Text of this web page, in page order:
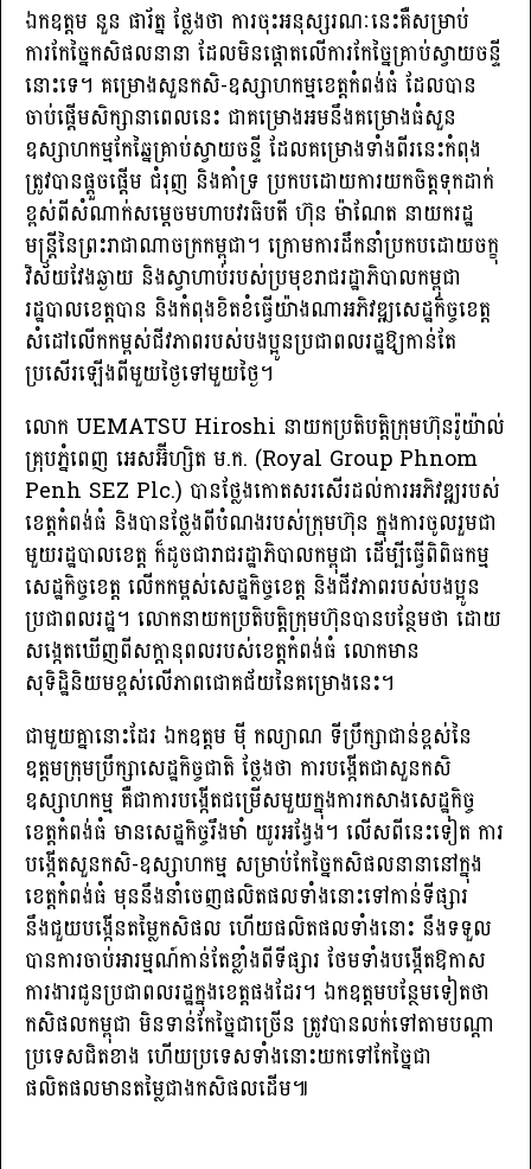
ឯកឧត្តម នួន ផារ័ត្ន ថ្លែងថា ការចុះអនុស្សរណៈនេះគឺសម្រាប់
ការកែច្នៃកសិផលនានា ដែលមិនផ្តោតលើការកែច្នៃគ្រាប់ស្វាយចន្ទី
នោះទេ។ គម្រោងសួនកសិ-ឧស្សាហកម្មខេត្តកំពង់ធំ ដែលបាន
ចាប់ផ្តើមសិក្សានាពេលនេះ ជាគម្រោងអមនឹងគម្រោងធំសួន
ឧស្សាហកម្មកែឆ្នៃគ្រាប់ស្វាយចន្ទី ដែលគម្រោងទាំងពីរនេះកំពុង
ត្រូវបានផ្តួចផ្តើម ជំរុញ និងគាំទ្រ ប្រកបដោយការយកចិត្តទុកដាក់
ខ្ពស់ពីសំណាក់សម្ដេចមហាបវរធិបតី ហ៊ុន ម៉ាណែត នាយករដ្ឋ
មន្ត្រីនៃព្រះរាជាណាចក្រកម្ពុជា។ ក្រោមការដឹកនាំប្រកបដោយចក្ខុ
វិស័យវែងឆ្ងាយ និងស្វាហាប់របស់ប្រមុខរាជរដ្ឋាភិបាលកម្ពុជា
រដ្ឋបាលខេត្តបាន និងកំពុងខិតខំធ្វើយ៉ាងណាអភិវឌ្ឍសេដ្ឋកិច្ចខេត្ត
សំដៅលើកកម្ពស់ជីវភាពរបស់បងប្អូនប្រជាពលរដ្ឋឱ្យកាន់តែ
ប្រសើរឡើងពីមួយថ្ងៃទៅមួយថ្ងៃ។
លោក UEMATSU Hiroshi នាយកប្រតិបត្តិក្រុមហ៊ុនរ៉ូយ៉ាល់
គ្រុបភ្នំពេញ អេសអ៊ីហ្សិត ម.ក. (Royal Group Phnom
Penh SEZ Plc.) បានថ្លែងកោតសរសើរដល់ការអភិវឌ្ឍរបស់
ខេត្តកំពង់ធំ និងបានថ្លែងពីបំណងរបស់ក្រុមហ៊ុន ក្នុងការចូលរួមជា
មួយរដ្ឋបាលខេត្ត ក៏ដូចជារាជរដ្ឋាភិបាលកម្ពុជា ដើម្បីធ្វើពិពិធកម្ម
សេដ្ឋកិច្ចខេត្ត លើកកម្ពស់សេដ្ឋកិច្ចខេត្ត និងជីវភាពរបស់បងប្អូន
ប្រជាពលរដ្ឋ។ លោកនាយកប្រតិបត្តិក្រុមហ៊ុនបានបន្ថែមថា ដោយ
សង្កេតឃើញពីសក្តានុពលរបស់ខេត្តកំពង់ធំ លោកមាន
សុទិដ្ឋិនិយមខ្ពស់លើភាពជោគជ័យនៃគម្រោងនេះ។
ជាមួយគ្នានោះដែរ ឯកឧត្តម ម៉ី កល្យាណ ទីប្រឹក្សាជាន់ខ្ពស់នៃ
ឧត្តមក្រុមប្រឹក្សាសេដ្ឋកិច្ចជាតិ ថ្លែងថា ការបង្កើតជាសួនកសិ
ឧស្សាហកម្ម គឺជាការបង្កើតជម្រើសមួយក្នុងការកសាងសេដ្ឋកិច្ច
ខេត្តកំពង់ធំ មានសេដ្ឋកិច្ចរឹងមាំ យូរអង្វែង។ លើសពីនេះទៀត ការ
បង្កើតសួនកសិ-ឧស្សាហកម្ម សម្រាប់កែច្នៃកសិផលនានានៅក្នុង
ខេត្តកំពង់ធំ មុននឹងនាំចេញផលិតផលទាំងនោះទៅកាន់ទីផ្សារ
នឹងជួយបង្កើនតម្លៃកសិផល ហើយផលិតផលទាំងនោះ នឹងទទួល
បានការចាប់អារម្មណ៍កាន់តែខ្លាំងពីទីផ្សារ ថែមទាំងបង្កើតឱកាស
ការងារជូនប្រជាពលរដ្ឋក្នុងខេត្តផងដែរ។ ឯកឧត្តមបន្ថែមទៀតថា
កសិផលកម្ពុជា មិនទាន់កែច្នៃជាច្រើន ត្រូវបានលក់ទៅតាមបណ្តា
ប្រទេសជិតខាង ហើយប្រទេសទាំងនោះយកទៅកែច្នៃជា
ផលិតផលមានតម្លៃជាងកសិផលដើម៕